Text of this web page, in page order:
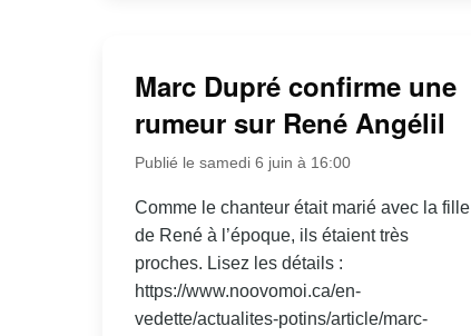
Marc Dupré confirme une
rumeur sur René Angélil
Publié le samedi 6 juin à 16:00
Comme le chanteur était marié avec la fille
de René à l’époque, ils étaient très
proches. Lisez les détails :
https://www.noovomoi.ca/en-
vedette/actualites-potins/article/marc-